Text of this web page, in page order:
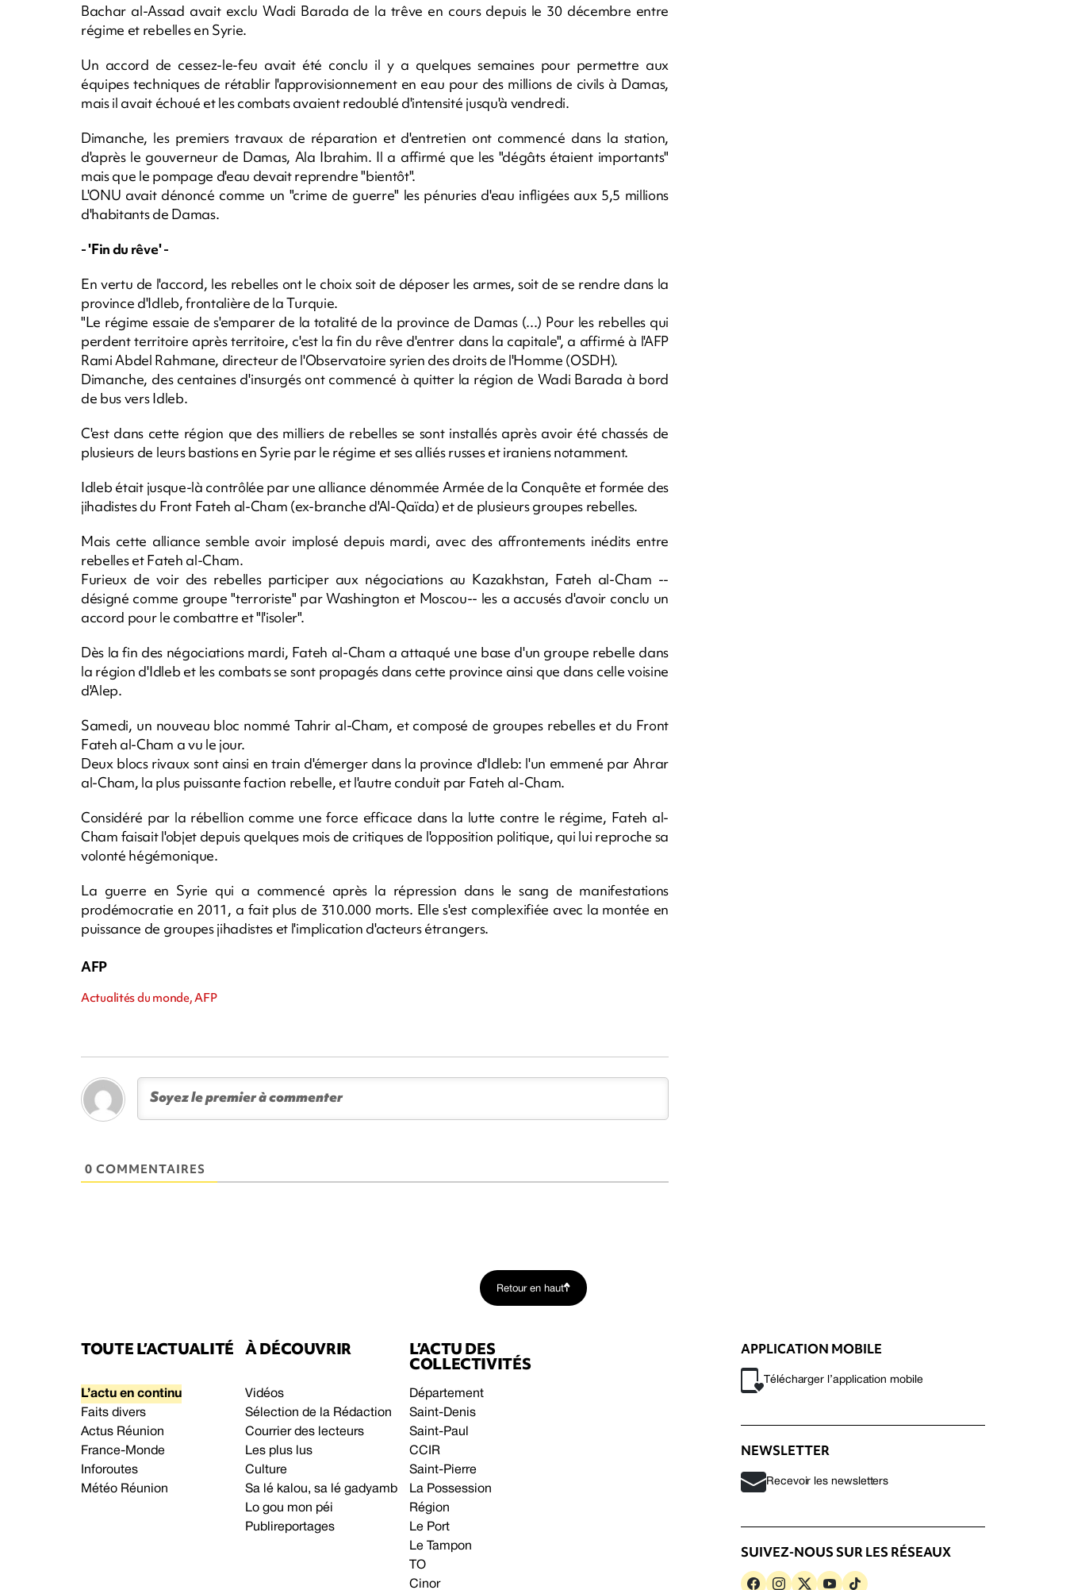
Bachar al-Assad avait exclu Wadi Barada de la trêve en cours depuis le 30 décembre entre
régime et rebelles en Syrie.
Un accord de cessez-le-feu avait été conclu il y a quelques semaines pour permettre aux
équipes techniques de rétablir l'approvisionnement en eau pour des millions de civils à Damas,
mais il avait échoué et les combats avaient redoublé d'intensité jusqu'à vendredi.
Dimanche, les premiers travaux de réparation et d'entretien ont commencé dans la station,
d'après le gouverneur de Damas, Ala Ibrahim. Il a affirmé que les "dégâts étaient importants"
mais que le pompage d'eau devait reprendre "bientôt".
L'ONU avait dénoncé comme un "crime de guerre" les pénuries d'eau infligées aux 5,5 millions
d'habitants de Damas.
- 'Fin du rêve' -
En vertu de l'accord, les rebelles ont le choix soit de déposer les armes, soit de se rendre dans la
province d'Idleb, frontalière de la Turquie.
"Le régime essaie de s'emparer de la totalité de la province de Damas (...) Pour les rebelles qui
perdent territoire après territoire, c'est la fin du rêve d'entrer dans la capitale", a affirmé à l'AFP
Rami Abdel Rahmane, directeur de l'Observatoire syrien des droits de l'Homme (OSDH).
Dimanche, des centaines d'insurgés ont commencé à quitter la région de Wadi Barada à bord
de bus vers Idleb.
C'est dans cette région que des milliers de rebelles se sont installés après avoir été chassés de
plusieurs de leurs bastions en Syrie par le régime et ses alliés russes et iraniens notamment.
Idleb était jusque-là contrôlée par une alliance dénommée Armée de la Conquête et formée des
jihadistes du Front Fateh al-Cham (ex-branche d'Al-Qaïda) et de plusieurs groupes rebelles.
Mais cette alliance semble avoir implosé depuis mardi, avec des affrontements inédits entre
rebelles et Fateh al-Cham.
Furieux de voir des rebelles participer aux négociations au Kazakhstan, Fateh al-Cham --
désigné comme groupe "terroriste" par Washington et Moscou-- les a accusés d'avoir conclu un
accord pour le combattre et "l'isoler".
Dès la fin des négociations mardi, Fateh al-Cham a attaqué une base d'un groupe rebelle dans
la région d'Idleb et les combats se sont propagés dans cette province ainsi que dans celle voisine
d'Alep.
Samedi, un nouveau bloc nommé Tahrir al-Cham, et composé de groupes rebelles et du Front
Fateh al-Cham a vu le jour.
Deux blocs rivaux sont ainsi en train d'émerger dans la province d'Idleb: l'un emmené par Ahrar
al-Cham, la plus puissante faction rebelle, et l'autre conduit par Fateh al-Cham.
Considéré par la rébellion comme une force efficace dans la lutte contre le régime, Fateh al-
Cham faisait l'objet depuis quelques mois de critiques de l'opposition politique, qui lui reproche sa
volonté hégémonique.
La guerre en Syrie qui a commencé après la répression dans le sang de manifestations
prodémocratie en 2011, a fait plus de 310.000 morts. Elle s'est complexifiée avec la montée en
puissance de groupes jihadistes et l'implication d'acteurs étrangers.
AFP
Actualités du monde, AFP
0 COMMENTAIRES
Retour en haut
TOUTE L’ACTUALITÉ
L’actu en continu
Faits divers
Actus Réunion
France-Monde
Inforoutes
Météo Réunion
À DÉCOUVRIR
Vidéos
Sélection de la Rédaction
Courrier des lecteurs
Les plus lus
Culture
Sa lé kalou, sa lé gadyamb
Lo gou mon péi
Publireportages
L’ACTU DES
COLLECTIVITÉS
Département
Saint-Denis
Saint-Paul
CCIR
Saint-Pierre
La Possession
Région
Le Port
Le Tampon
TO
Cinor
APPLICATION MOBILE
Télécharger l’application mobile
NEWSLETTER
Recevoir les newsletters
SUIVEZ-NOUS SUR LES RÉSEAUX